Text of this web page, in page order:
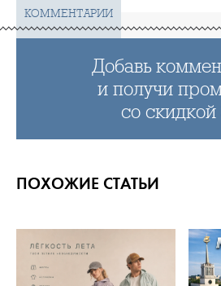
КОММЕНТАРИИ
Добавь
и получи
со скидкой
ПОХОЖИЕ СТАТЬИ